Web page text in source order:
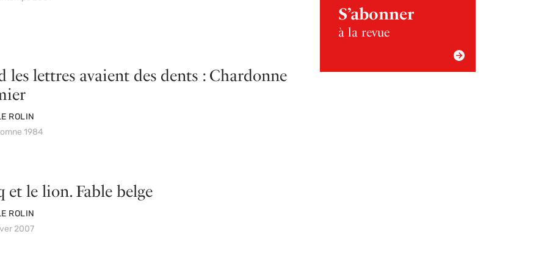
les lettres avaient des dents : Chardonne
ROLIN
1984
et le lion. Fable belge
ROLIN
2007
S’abonner
à la revue